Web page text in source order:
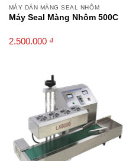
MÁY DÁN MÀNG SEAL NHÔM
Máy Seal Màng Nhôm 500C
2.500.000 ₫